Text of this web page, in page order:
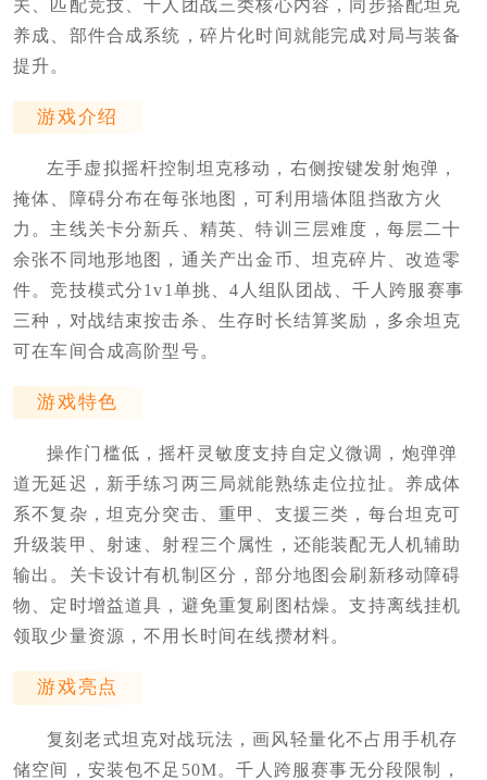
关、匹配竞技、千人团战三类核心内容，同步搭配坦克
养成、部件合成系统，碎片化时间就能完成对局与装备
提升。
游戏介绍
左手虚拟摇杆控制坦克移动，右侧按键发射炮弹，
掩体、障碍分布在每张地图，可利用墙体阻挡敌方火
力。主线关卡分新兵、精英、特训三层难度，每层二十
余张不同地形地图，通关产出金币、坦克碎片、改造零
件。竞技模式分1v1单挑、4人组队团战、千人跨服赛事
三种，对战结束按击杀、生存时长结算奖励，多余坦克
可在车间合成高阶型号。
游戏特色
操作门槛低，摇杆灵敏度支持自定义微调，炮弹弹
道无延迟，新手练习两三局就能熟练走位拉扯。养成体
系不复杂，坦克分突击、重甲、支援三类，每台坦克可
升级装甲、射速、射程三个属性，还能装配无人机辅助
输出。关卡设计有机制区分，部分地图会刷新移动障碍
物、定时增益道具，避免重复刷图枯燥。支持离线挂机
领取少量资源，不用长时间在线攒材料。
游戏亮点
复刻老式坦克对战玩法，画风轻量化不占用手机存
储空间，安装包不足50M。千人跨服赛事无分段限制，